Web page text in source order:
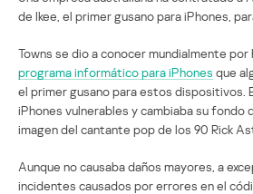
de Ikee, el primer gusano para iPhones,
Towns se dio a conocer mundialmente
programa informático para iPhones que
el primer gusano para estos dispositivos.
iPhones vulnerables y cambiaba su fondo
imagen del cantante pop de los 90 Rick
Aunque no causaba daños mayores, a
incidentes causados por errores en el